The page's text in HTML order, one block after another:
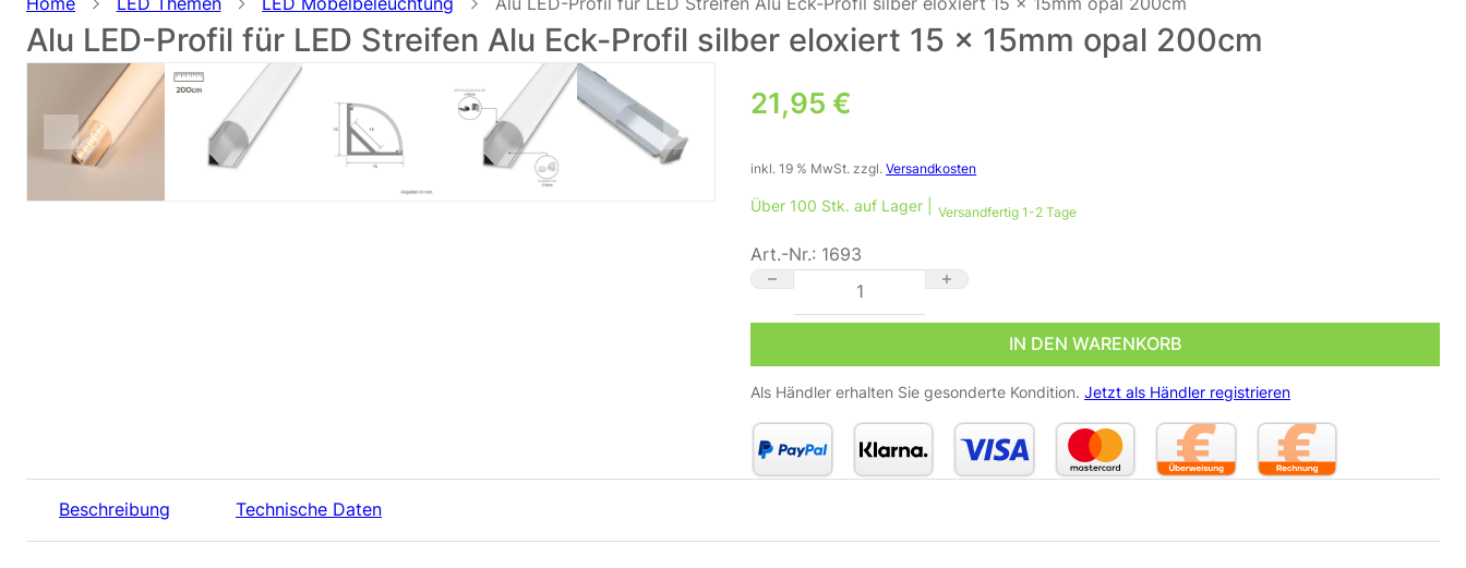
Alu LED-Profil für LED Streifen Alu Eck-Profil silber eloxiert 15 x 15mm opal 200cm
21,95 €
inkl. 19 % MwSt. zzgl.Versandkosten
Über 100 Stk. auf Lager | Versandfertig 1-2 Tage
Art.-Nr.: 1693
Alu LED-Profil für LED Streifen Alu Eck-Profil silber eloxiert 15 x 15mm opal 200cm
IN DEN WARENKORB
Als Händler erhalten Sie gesonderte Kondition. Jetzt als Händler registrieren
Beschreibung Technische Daten